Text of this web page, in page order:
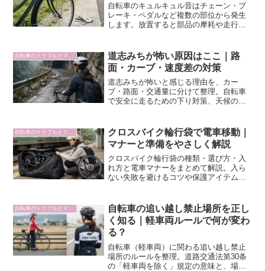
自転車のキュルキュル音はチェーン・ブ
レーキ・ペダルなど複数の部位から発生
します。放置すると部品の摩耗や走行事
道志みちが怖い原因はここ｜路
面・カーブ・速度差の対策
道志みちが怖いと感じる理由を、カー
ブ・路面・交通量に分けて整理。自転車
で安全に走るための下り対策、天候の備
クロスバイク輪行袋で電車移動｜
マナーと準備をやさしく解説
クロスバイク輪行袋の種類・選び方・入
れ方と電車マナーをまとめて解説。入ら
ない失敗を避けるコツや保護アイテムも
自転車のトラブルとマナー
自転車の追い越し禁止場所を正し
く知る｜軽車両ルールで何が変わ
る？
自転車（軽車両）に関わる追い越し禁止
場所のルールを整理。道路交通法第30条
の「軽車両を除く」規定の意味と、場所